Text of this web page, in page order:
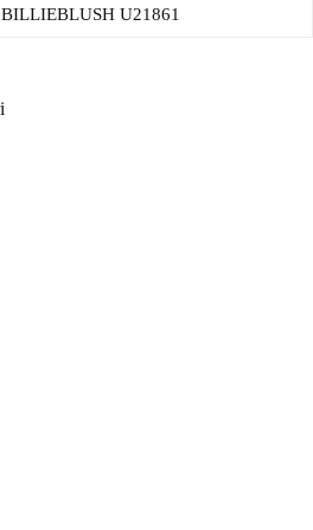
BILLIEBLUSH U21861